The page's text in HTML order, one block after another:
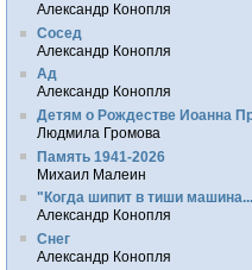
Александр Конопля
Сосед
Александр Конопля
Ад
Александр Конопля
Детям о Рождестве Иоанна
Людмила Громова
Память 1941-2026
Михаил Малеин
"Когда шипит в тиши
Александр Конопля
Снег
Александр Конопля